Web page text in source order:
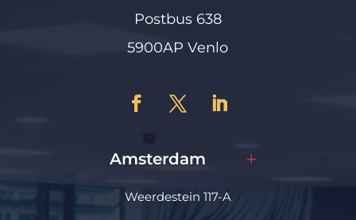
Postbus 638
5900AP Venlo
Amsterdam
Weerdestein 117-A